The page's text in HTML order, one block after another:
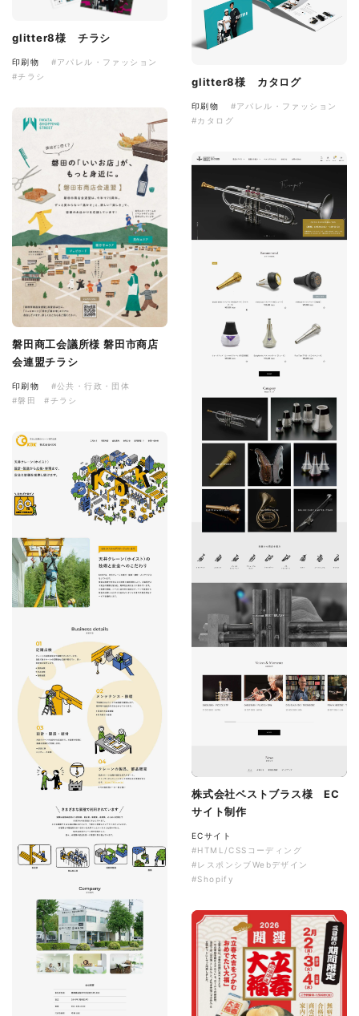
glitter8様 チラシ
印刷物
#アパレル・ファッション
#チラシ
glitter8様 カタログ
印刷物
#アパレル・ファッション
#カタログ
磐田商工会議所様 磐田市商店
会連盟チラシ
印刷物
#公共・行政・団体
#磐田
#チラシ
株式会社ベストブラス様 EC
サイト制作
ECサイト
#HTML/CSSコーディング
#レスポンシブWebデザイン
#Shopify